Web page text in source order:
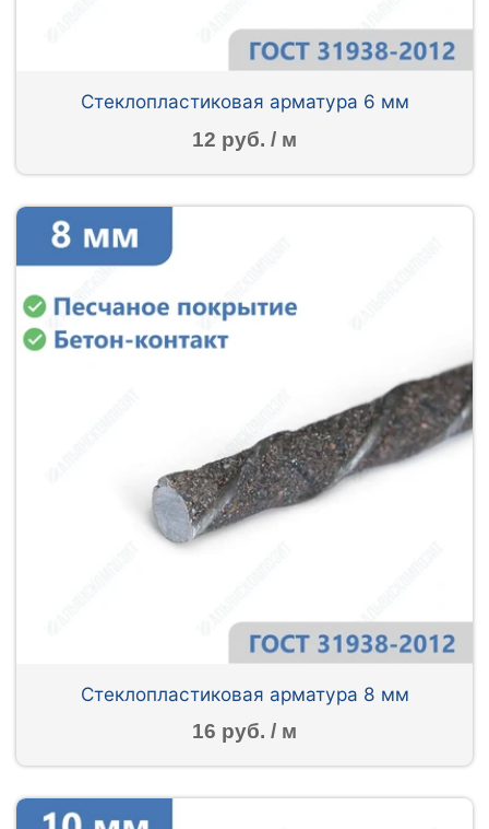
Стеклопластиковая арматура 6 мм
12 руб. / м
Стеклопластиковая арматура 8 мм
16 руб. / м